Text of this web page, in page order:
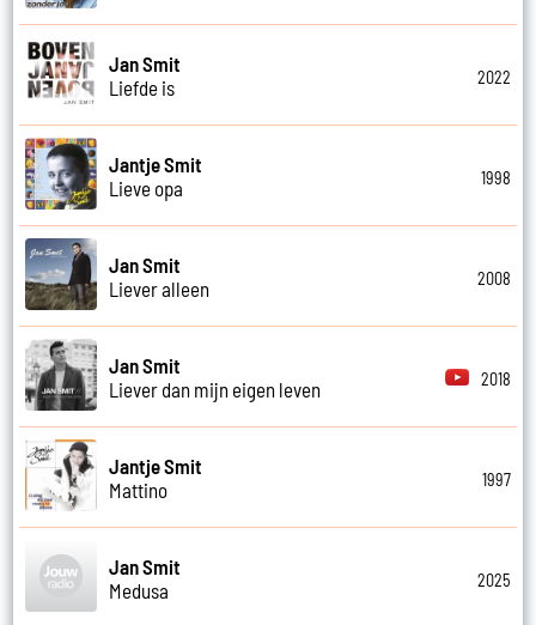
Jan Smit
Liefde is
2022
Jantje Smit
Lieve opa
1998
Jan Smit
Liever alleen
2008
Jan Smit
Liever dan mijn eigen leven
2018
Jantje Smit
Mattino
1997
Jan Smit
Medusa
2025